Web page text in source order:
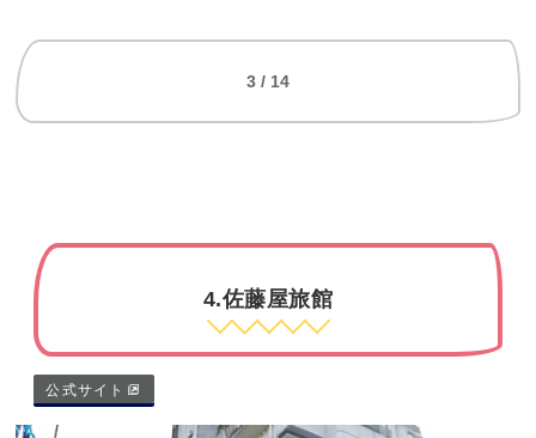
3 / 14
4.佐藤屋旅館
公式サイト